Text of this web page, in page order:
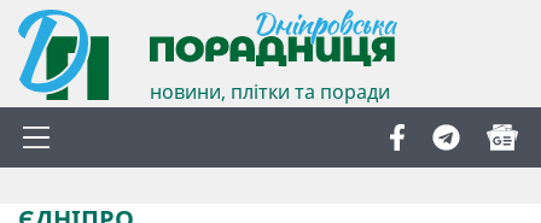
новини, плітки та поради